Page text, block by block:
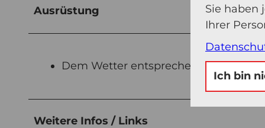
Ausrüstung
Dem Wetter entsprechende Kleidung
Weitere Infos / Links
Sie haben
Ihrer
Ich bin